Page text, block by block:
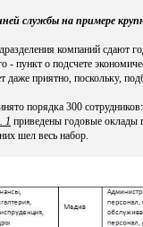
службы на примере
компаний сдают
- пункт о подсчете
даже приятно, поскольку,
порядка 300
1 приведены годовые оклады
шел весь набор.